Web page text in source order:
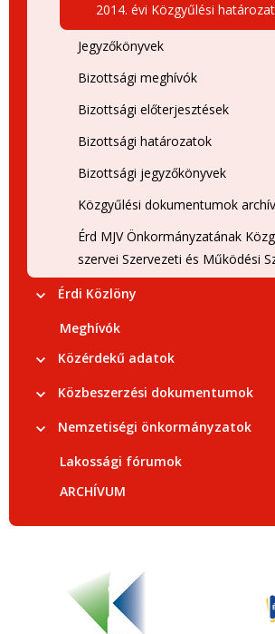
2014. évi Közgyűlési
Jegyzőkönyvek
Bizottsági meghívók
Bizottsági előterjesztések
Bizottsági határozatok
Bizottsági jegyzőkönyvek
Közgyűlési dokumentumok
Érd MJV Önkormányzatának
szervei Szervezeti és Működési
Érdi Közlöny
Meghívók
Közérdekű adatok
Közbeszerzési dokumentumok
Nemzetiségi önkormányzatok
Lakossági fórumok
ARCHÍVUM